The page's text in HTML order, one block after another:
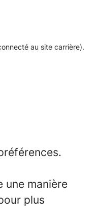
au site carrière).
une manière
plus